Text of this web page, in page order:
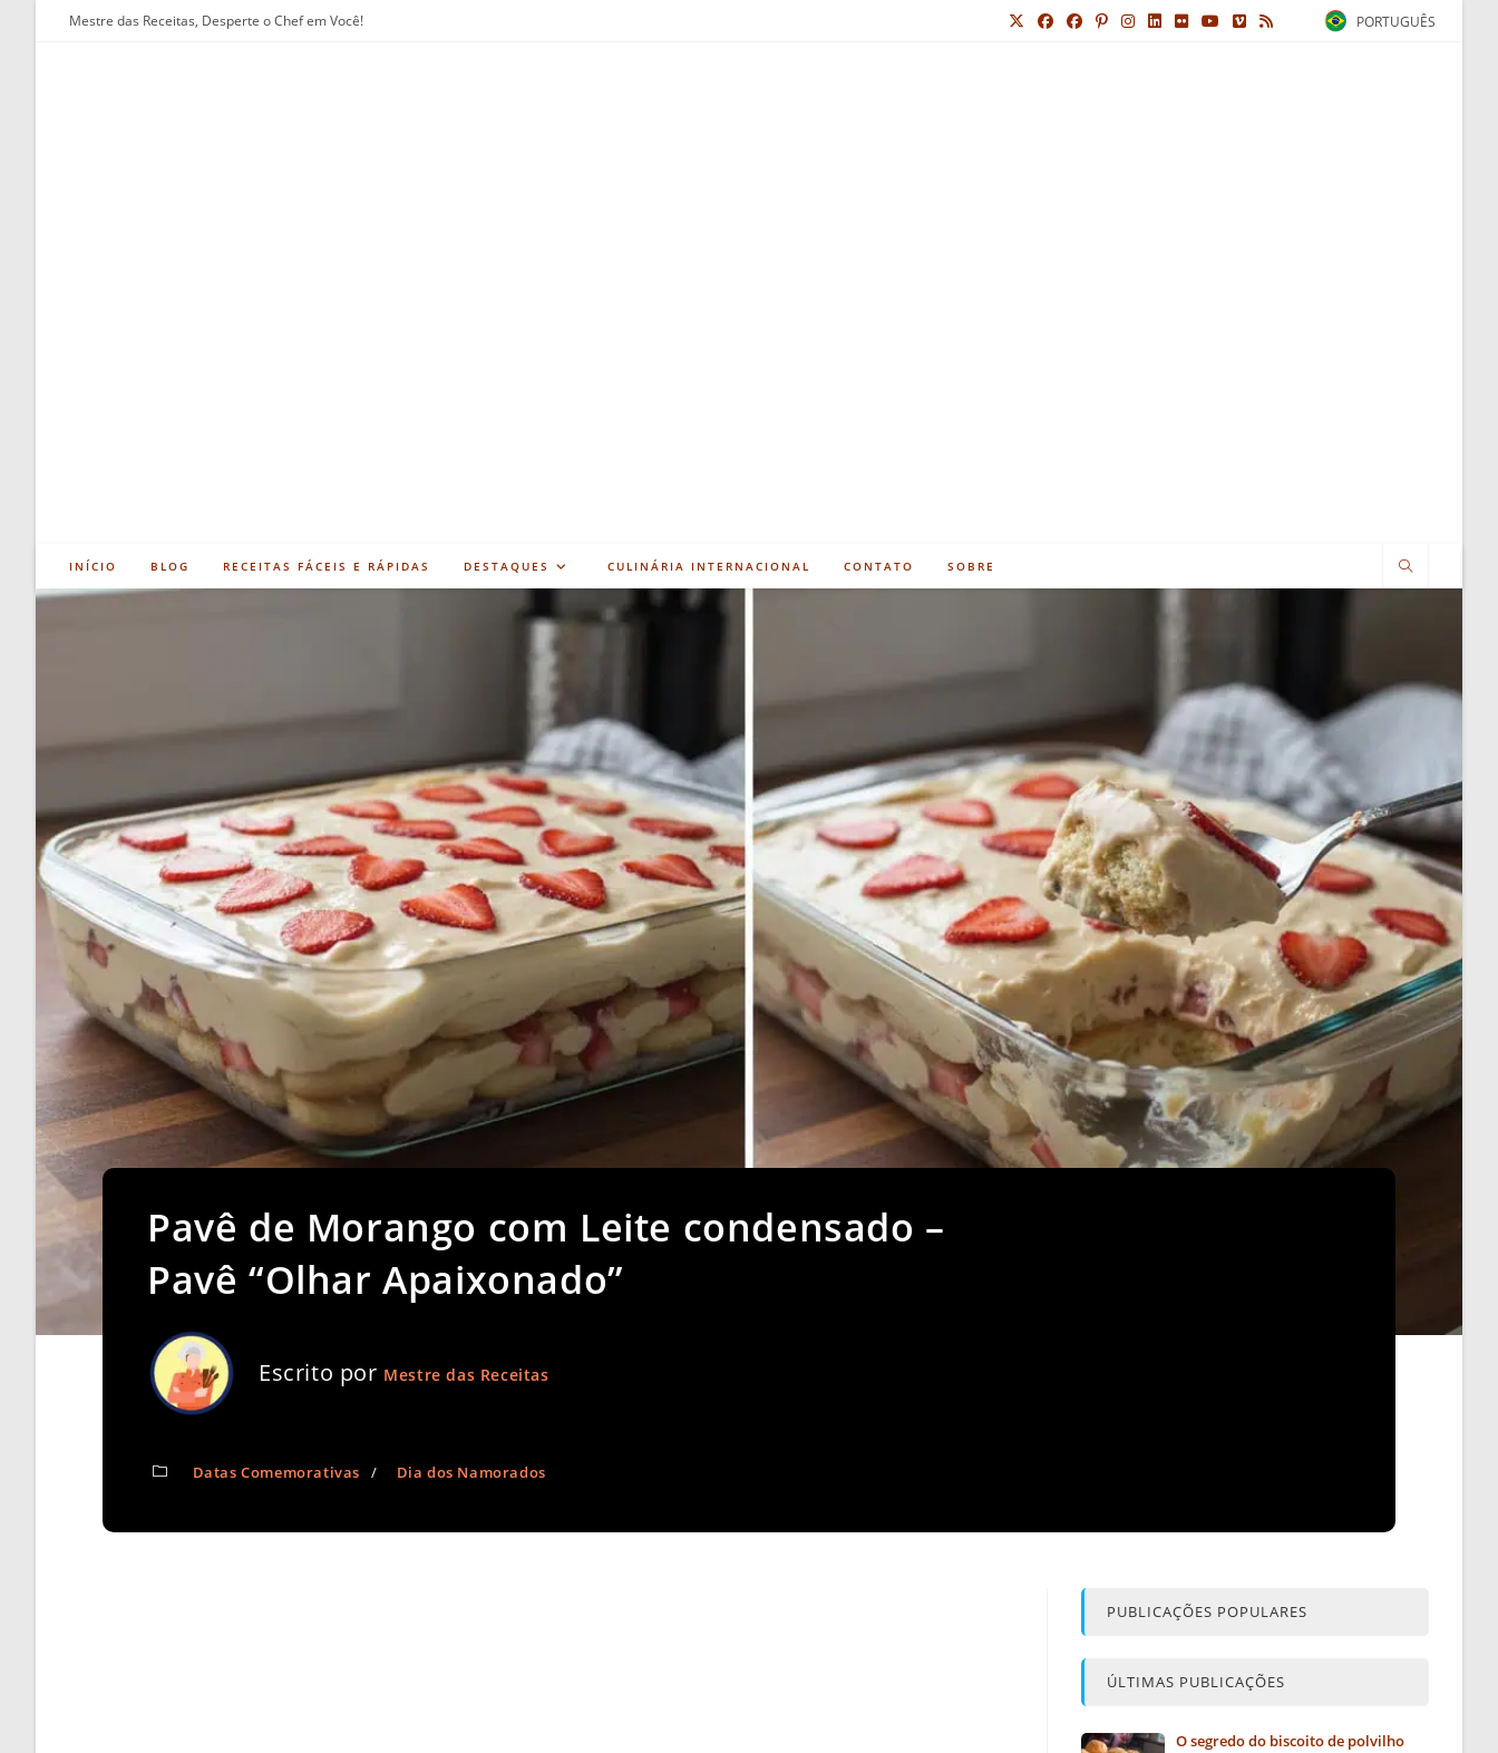
Mestre das Receitas, Desperte o Chef em Você! PORTUGUÊS
INÍCIO BLOG RECEITAS FÁCEIS E RÁPIDAS DESTAQUES CULINÁRIA INTERNACIONAL CONTATO SOBRE
Pavê de Morango com Leite condensado –
Pavê “Olhar Apaixonado”
Escrito por Mestre das Receitas
Datas Comemorativas / Dia dos Namorados
PUBLICAÇÕES POPULARES
ÚLTIMAS PUBLICAÇÕES
O segredo do biscoito de polvilho